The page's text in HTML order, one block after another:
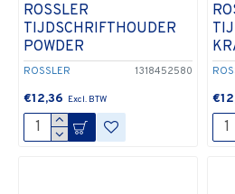
ROSSLER 1318452580
ROSSLER
TIJDSCHRIFTHOUDER
POWDER
€12,36